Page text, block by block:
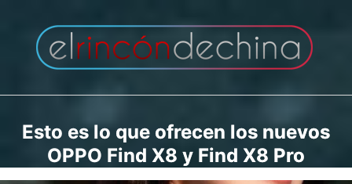
contenido
Esto es lo que ofrecen los nuevos
OPPO Find X8 y Find X8 Pro